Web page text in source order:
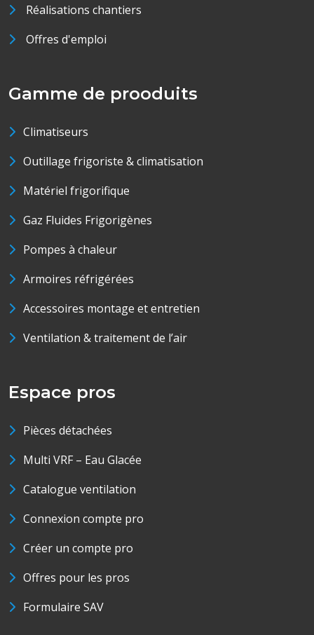
Réalisations chantiers
Offres d'emploi
Gamme de prooduits
Climatiseurs
Outillage frigoriste & climatisation
Matériel frigorifique
Gaz Fluides Frigorigènes
Pompes à chaleur
Armoires réfrigérées
Accessoires montage et entretien
Ventilation & traitement de l’air
Espace pros
Pièces détachées
Multi VRF – Eau Glacée
Catalogue ventilation
Connexion compte pro
Créer un compte pro
Offres pour les pros
Formulaire SAV